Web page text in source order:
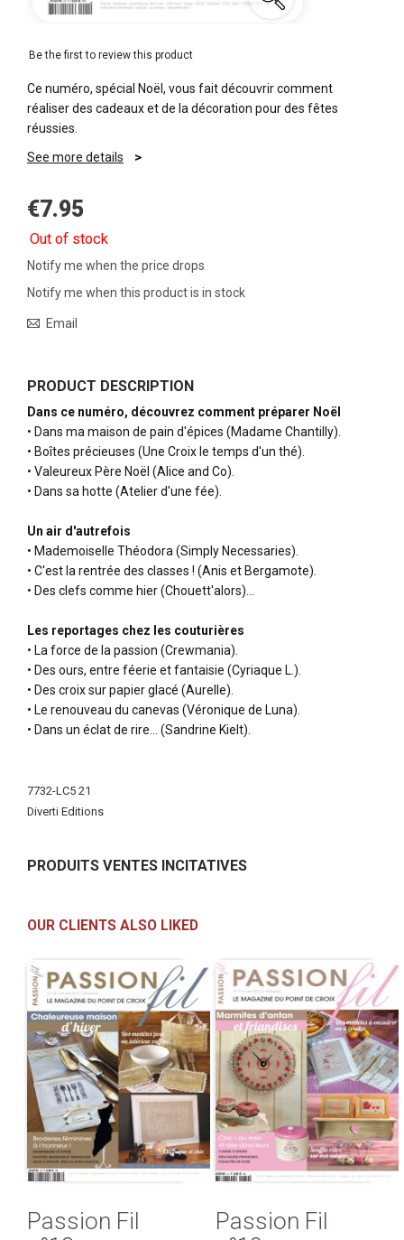
Be the first to review this product
Ce numéro, spécial Noël, vous fait découvrir comment
réaliser des cadeaux et de la décoration pour des fêtes
réussies.
See more details
€7.95
Out of stock
Notify me when the price drops
Notify me when this product is in stock
Email
PRODUCT DESCRIPTION
Dans ce numéro, découvrez comment préparer Noël
• Dans ma maison de pain d'épices (Madame Chantilly).
• Boîtes précieuses (Une Croix le temps d'un thé).
• Valeureux Père Noël (Alice and Co).
• Dans sa hotte (Atelier d'une fée).
Un air d'autrefois
• Mademoiselle Théodora (Simply Necessaries).
• C'est la rentrée des classes ! (Anis et Bergamote).
• Des clefs comme hier (Chouett'alors)…
Les reportages chez les couturières
• La force de la passion (Crewmania).
• Des ours, entre féerie et fantaisie (Cyriaque L.).
• Des croix sur papier glacé (Aurelle).
• Le renouveau du canevas (Véronique de Luna).
• Dans un éclat de rire… (Sandrine Kielt).
Information
7732-LC5 21
Diverti Editions
PRODUITS VENTES INCITATIVES
OUR CLIENTS ALSO LIKED
Passion Fil
Passion Fil